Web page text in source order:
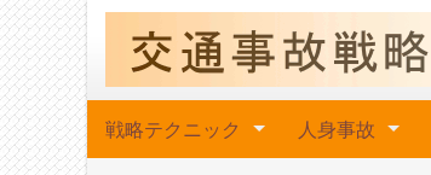
戦略テクニック 人身事故